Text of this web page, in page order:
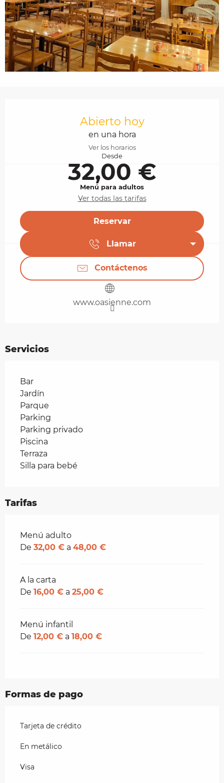
Abierto hoy
en una hora
Ver los horarios
Desde
32,00 €
Menú para adultos
Ver todas las tarifas
Reservar
Llamar
Contáctenos
www.oasienne.com
Servicios
Bar
Jardín
Parque
Parking
Parking privado
Piscina
Terraza
Silla para bebé
Tarifas
Tarifas 2026
Menú adulto
De 32,00 € a 48,00 €
A la carta
De 16,00 € a 25,00 €
Menú infantil
De 12,00 € a 18,00 €
Formas de pago
Tarjeta de crédito
En metálico
Visa